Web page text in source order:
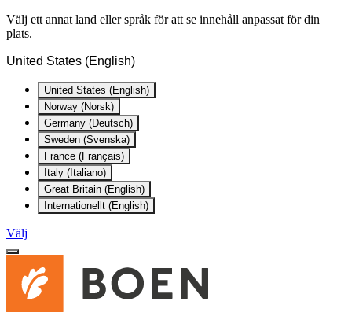
Välj ett annat land eller språk för att se innehåll anpassat för din
plats.
United States (English)
United States (English)
Norway (Norsk)
Germany (Deutsch)
Sweden (Svenska)
France (Français)
Italy (Italiano)
Great Britain (English)
Internationellt (English)
Välj